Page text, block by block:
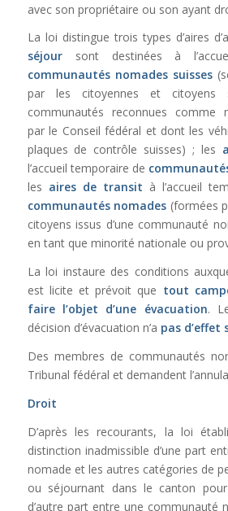
avec son propriétaire ou son ayant
La loi distingue trois types d’aires
séjour sont destinées à
communautés nomades suisses
par les citoyennes et citoyens
communautés reconnues comme
par le Conseil fédéral et dont les
plaques de contrôle suisses) ; les
l’accueil temporaire de
les aires de transit à l’accueil
communautés nomades (formées
citoyens issus d’une communauté
en tant que minorité nationale ou
La loi instaure des conditions
est licite et prévoit que tout
faire l’objet d’une évacuation.
décision d’évacuation n’a pas d’effet
Des membres de communautés
Tribunal fédéral et demandent
Droit
D’après les recourants, la loi
distinction inadmissible d’une part
nomade et les autres catégories de
ou séjournant dans le canton
d’autre part entre une communauté